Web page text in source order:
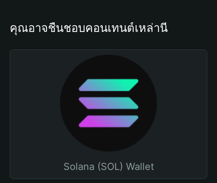
คุณอาจชื่นชอบคอนเทนต์เหล่านี้
Solana (SOL) Wallet